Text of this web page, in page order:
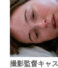
撮影監督キャ